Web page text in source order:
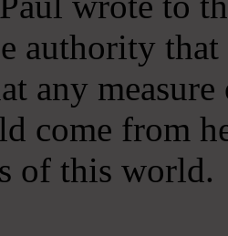
authority
any
come from
of this world.